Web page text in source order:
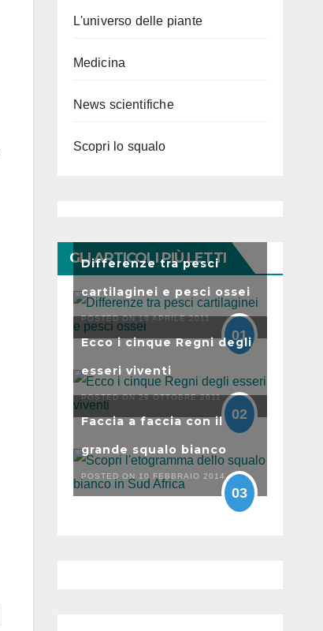
L'universo delle piante
Medicina
News scientifiche
Scopri lo squalo
GLI ARTICOLI PIÙ LETTI
Differenze tra pesci
cartilaginei e pesci ossei
POSTED ON 19 APRILE 2011
01
Ecco i cinque Regni degli
esseri viventi
POSTED ON 29 OTTOBRE 2011
02
Faccia a faccia con il
grande squalo bianco
POSTED ON 10 FEBBRAIO 2014
03